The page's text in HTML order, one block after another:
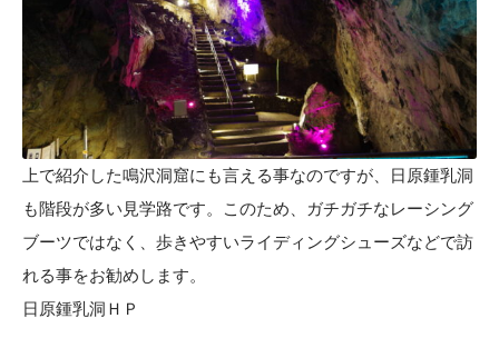
上で紹介した鳴沢洞窟にも言える事なのですが、日原鍾乳洞
も階段が多い見学路です。このため、ガチガチなレーシング
ブーツではなく、歩きやすいライディングシューズなどで訪
れる事をお勧めします。
日原鍾乳洞ＨＰ